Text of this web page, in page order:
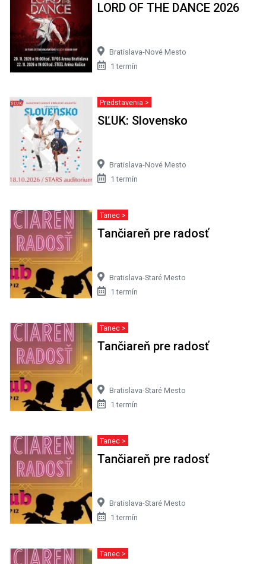
LORD OF THE DANCE 2026
Bratislava-Nové Mesto
1 termín
Predstavenia >
SĽUK: Slovensko
Bratislava-Nové Mesto
1 termín
Tanec >
Tančiareň pre radosť
Bratislava-Staré Mesto
1 termín
Tanec >
Tančiareň pre radosť
Bratislava-Staré Mesto
1 termín
Tanec >
Tančiareň pre radosť
Bratislava-Staré Mesto
1 termín
Tanec >